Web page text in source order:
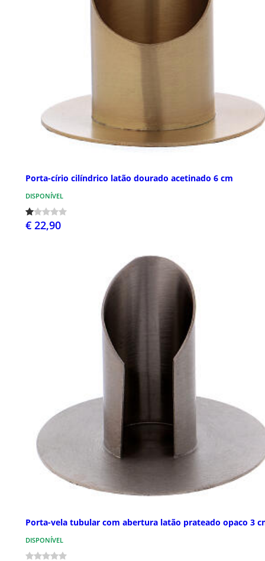
Porta-círio cilíndrico latão dourado acetinado 6 cm
DISPONÍVEL
€ 22,90
Porta-vela tubular com abertura latão prateado opaco 3
DISPONÍVEL